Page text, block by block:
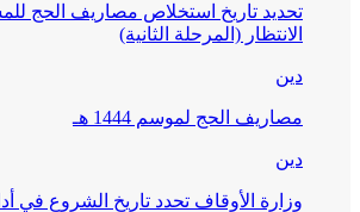
تحديد تاريخ استخلاص مصاريف الحج
الانتظار (المرحلة الثانية)
دين
مصاريف الحج لموسم 1444 هـ
دين
وزارة الأوقاف تحدد تاريخ الشروع في